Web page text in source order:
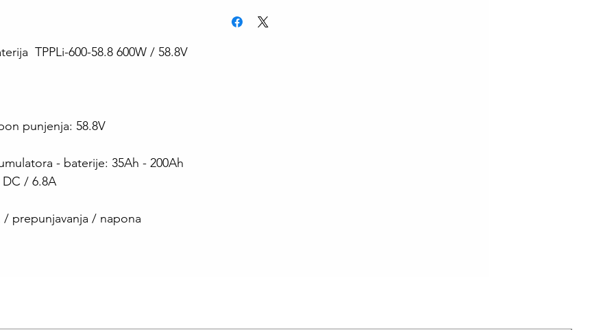
TPPLi-600-58.8 600W / 58.8V
punjenja: 58.8V
- baterije: 35Ah - 200Ah
DC / 6.8A
prepunjavanja / napona